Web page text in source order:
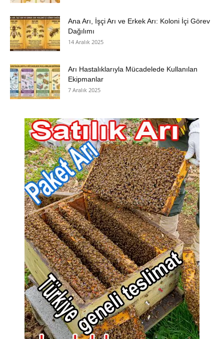
Ana Arı, İşçi Arı ve Erkek Arı: Koloni İçi Görev
Dağılımı
14 Aralık 2025
Arı Hastalıklarıyla Mücadelede Kullanılan
Ekipmanlar
7 Aralık 2025